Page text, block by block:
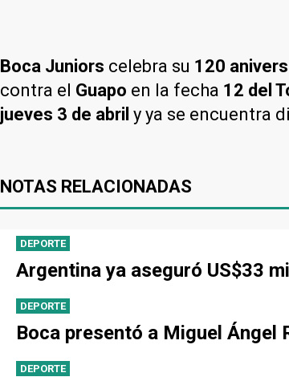
Boca Juniors celebra su 120
contra el Guapo en la fecha 12 del
jueves 3 de abril y ya se encuentra
NOTAS RELACIONADAS
DEPORTE
Argentina ya aseguró US$33
DEPORTE
Boca presentó a Miguel Ángel
DEPORTE